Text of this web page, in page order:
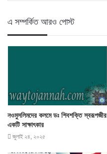
এ সম্পর্কিত আরও পোস্ট
নওমুসলিমদের কলমে ডঃ শিবশক্তি স্বরূপজীর
একটি সাক্ষাৎকার
জুলাই ২৪, ২০২৫